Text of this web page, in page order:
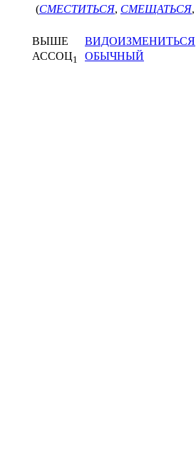
(СМЕСТИТЬСЯ, СМЕЩАТЬСЯ,
ВЫШЕ
ВИДОИЗМЕНИТЬСЯ
АССОЦ1 ОБЫЧНЫЙ